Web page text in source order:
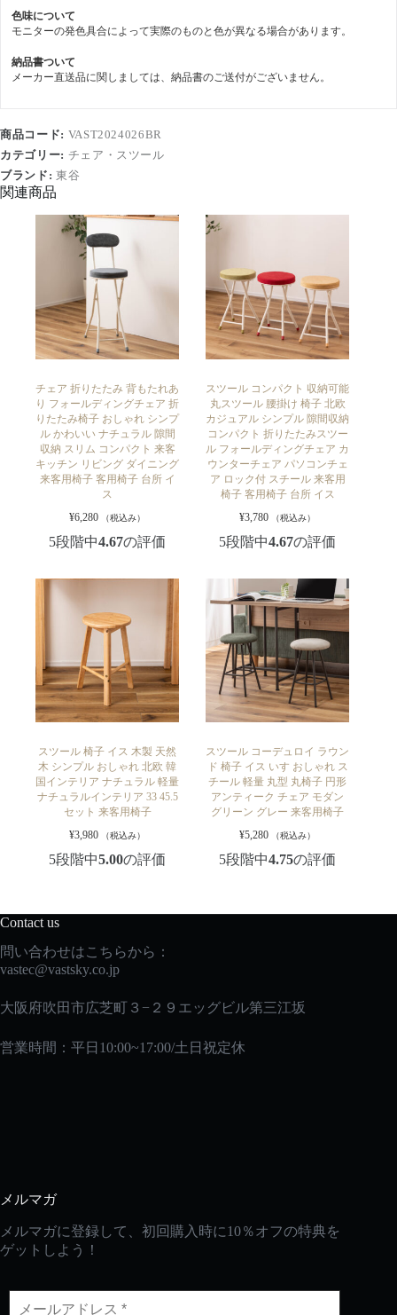
色味について
モニターの発色具合によって実際のものと色が異なる場合があります。
納品書ついて
メーカー直送品に関しましては、納品書のご送付がございません。
商品コード: VAST2024026BR
カテゴリー: チェア・スツール
ブランド: 東谷
関連商品
チェア 折りたたみ 背もたれあ
り フォールディングチェア 折
りたたみ椅子 おしゃれ シンプ
ル かわいい ナチュラル 隙間
収納 スリム コンパクト 来客
キッチン リビング ダイニング
来客用椅子 客用椅子 台所 イ
ス
¥6,280 （税込み）
5段階中4.67の評価
スツール コンパクト 収納可能
丸スツール 腰掛け 椅子 北欧
カジュアル シンプル 隙間収納
コンパクト 折りたたみスツー
ル フォールディングチェア カ
ウンターチェア パソコンチェ
ア ロック付 スチール 来客用
椅子 客用椅子 台所 イス
¥3,780 （税込み）
5段階中4.67の評価
スツール 椅子 イス 木製 天然
木 シンプル おしゃれ 北欧 韓
国インテリア ナチュラル 軽量
ナチュラルインテリア 33 45.5
セット 来客用椅子
¥3,980 （税込み）
5段階中5.00の評価
スツール コーデュロイ ラウン
ド 椅子 イス いす おしゃれ ス
チール 軽量 丸型 丸椅子 円形
アンティーク チェア モダン
グリーン グレー 来客用椅子
¥5,280 （税込み）
5段階中4.75の評価
Contact us
問い合わせはこちらから：
vastec@vastsky.co.jp
大阪府吹田市広芝町３−２９エッグビル第三江坂
営業時間：平日10:00~17:00/土日祝定休
メルマガ
メルマガに登録して、初回購入時に10％オフの特典を
ゲットしよう！